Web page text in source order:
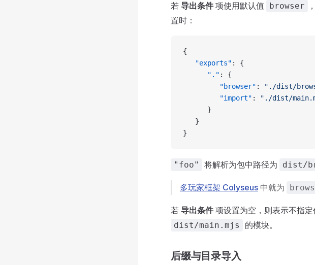
若 导出条件项使用默认值 browser
置时：
{
   "exports"
: {
      "."
: {
         "browser"
: "./dist/
         "import"
:
"./dist/
      }
   }
}
"foo" 将解析为包中路径为 dist/
多玩家框架 Colyseus 中就为
若 导出条件项设置为空，则表示不指
dist/main.mjs 的模块。
后缀与目录导入